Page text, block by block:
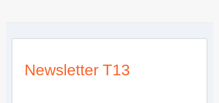
Newsletter T13